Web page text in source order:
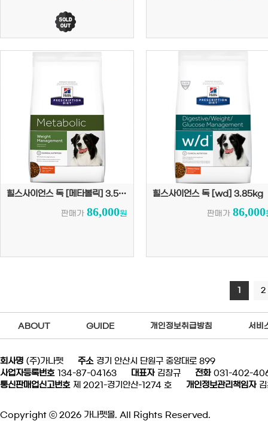
힐스사이언스 독 [메타볼릭] 3.5kg
판매가 86,000원
힐스사이언스 독 [wd] 3.85kg
판매가 86,000
1 2
ABOUT GUIDE 개인정보취급방침 서비
회사명 (주)가나펫 주소 경기 안산시 단원구 중앙대로 899
사업자등록번호 134-87-04163 대표자 김창규 전화 031-402-
통신판매업신고번호 제 2021-경기안산-1274 호 개인정보관리책임자
Copyright ⓒ 2026 가나펫몰. All Rights Reserved.